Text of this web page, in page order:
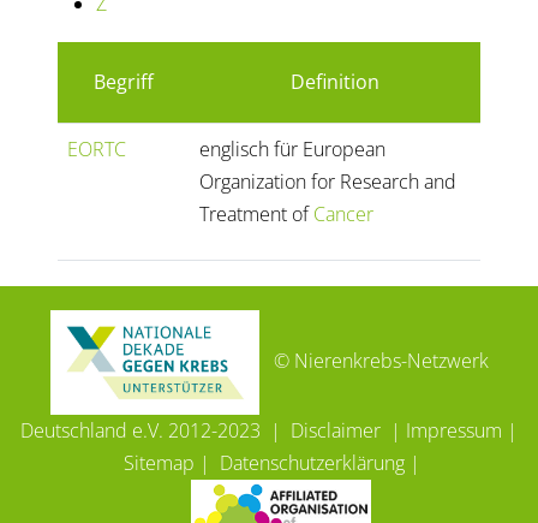
Begriff Definition
EORTC
englisch für European
Organization for Research and
Treatment ofCancer
© Nierenkrebs-Netzwerk
Deutschland e.V. 2012-2023 | Disclaimer | Impressum |
Sitemap | Datenschutzerklärung|